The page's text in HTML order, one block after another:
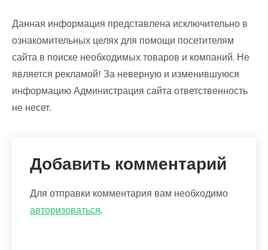
Данная информация представлена исключительно в
ознакомительных целях для помощи посетителям
сайта в поиске необходимых товаров и компаний. Не
является рекламой! За неверную и изменившуюся
информацию Администрация сайта ответственность
не несет.
Добавить комментарий
Для отправки комментария вам необходимо
авторизоваться.